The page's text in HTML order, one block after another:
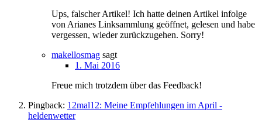
Ups, falscher Artikel! Ich hatte deinen Artikel infolge
von Arianes Linksammlung geöffnet, gelesen und habe
vergessen, wieder zurückzugehen. Sorry!
makellosmag sagt
1. Mai 2016
Freue mich trotzdem über das Feedback!
Pingback: 12mal12: Meine Empfehlungen im April -
heldenwetter